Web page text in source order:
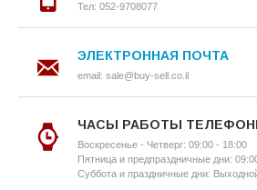
Тел: 052-9708077
ЭЛЕКТРОННАЯ ПОЧТА
email: sale@buy-sell.co.il
ЧАСЫ РАБОТЫ
Воскресенье - Четверг: 09:00 - 18:00
Пятница и предпраздничные дни:
Суббота и праздничные дни: